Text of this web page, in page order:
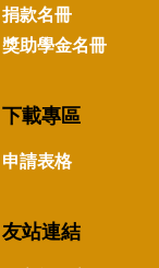
捐款名冊
獎助學金名冊
下載專區
申請表格
友站連結